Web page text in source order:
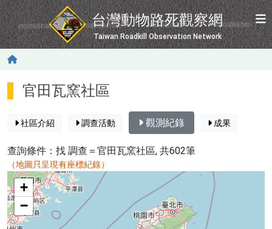
移至主內容
台灣動物路死觀察網
Taiwan Roadkill Observation Network
官田瓦窯社區
社區介紹 調查活動 觀測紀錄 成果
查詢條件：找 調查＝官田瓦窯社區, 共602筆
（地圖只呈現有座標紀錄）
map
+
−